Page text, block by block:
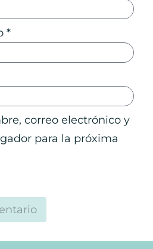
*
correo electrónico y
para la próxima